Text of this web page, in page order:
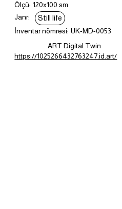
Ölçü: 120x100 sm
Janr:
Still life
İnventar nömrəsi: UK-MD-0053
.ART Digital Twin
https://1025266432763247.id.art/